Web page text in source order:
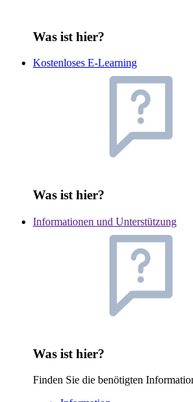
Was ist hier?
Kostenloses E-Learning
Was ist hier?
Informationen und Unterstützung
Was ist hier?
Finden Sie die benötigten